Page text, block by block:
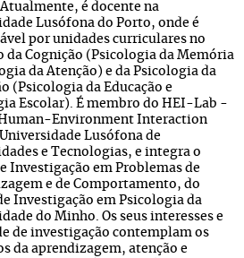
é docente na
Lusófona do Porto, onde é
por unidades curriculares no
da Cognição (Psicologia da Memória
da Atenção) e da Psicologia da
(Psicologia da Educação e
Escolar). É membro do HEI-Lab -
Environment Interaction
Lusófona de
e Tecnologias, e integra o
Investigação em Problemas de
e de Comportamento, do
Investigação em Psicologia da
do Minho. Os seus interesses e
de investigação contemplam os
da aprendizagem, atenção e